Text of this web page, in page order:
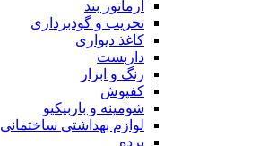
آرماتور بند
تخریب و گودبرداری
کاغذ دیواری
داربست
رنگ و ابزار
کفپوش
شومینه و باربیکیو
لوازم بهداشتی ساختمانی
پرده